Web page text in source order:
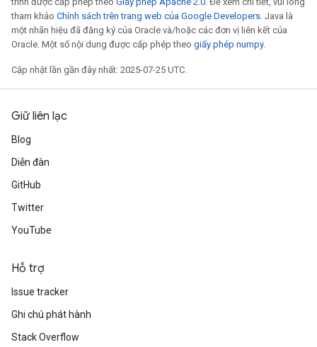
tham khảo Chính sách trên trang web của Google Developers. Java là
một nhãn hiệu đã đăng ký của Oracle và/hoặc các đơn vị liên kết của
Oracle. Một số nội dung được cấp phép theo giấy phép numpy.
Cập nhật lần gần đây nhất: 2025-07-25 UTC.
Giữ liên lạc
Blog
Diễn đàn
GitHub
Twitter
YouTube
Hỗ trợ
Issue tracker
Ghi chú phát hành
Stack Overflow